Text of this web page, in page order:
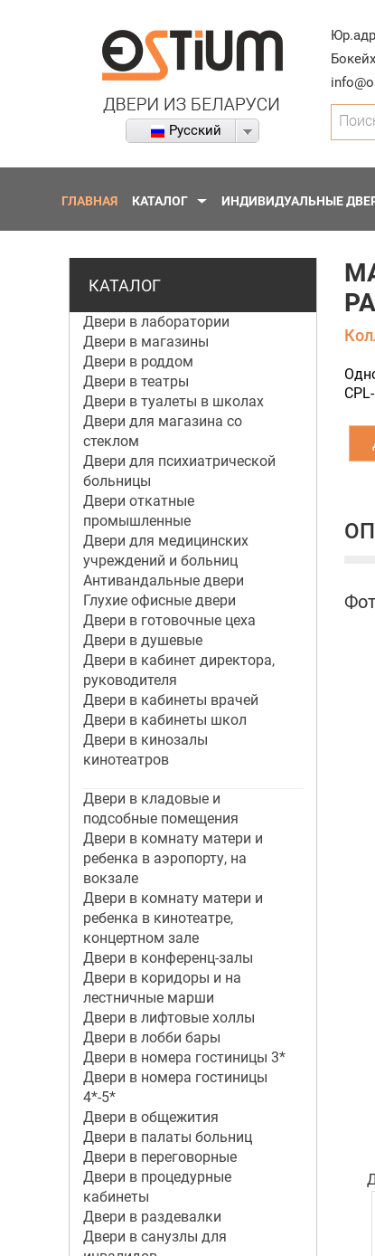
Русский
Поиск
ГЛАВНАЯ КАТАЛОГ ИНДИВИДУАЛЬНЫЕ
КАТАЛОГ
Двери в лаборатории
Двери в магазины
Двери в роддом
Двери в театры
Двери в туалеты в школах
Двери для магазина со
стеклом
Двери для психиатрической
больницы
Двери откатные
промышленные
Двери для медицинских
учреждений и больниц
Антивандальные двери
Глухие офисные двери
Двери в готовочные цеха
Двери в душевые
Двери в кабинет директора,
руководителя
Двери в кабинеты врачей
Двери в кабинеты школ
Двери в кинозалы
кинотеатров
Двери в кладовые и
подсобные помещения
Двери в комнату матери и
ребенка в аэропорту, на
вокзале
Двери в комнату матери и
ребенка в кинотеатре,
концертном зале
Двери в конференц-залы
Двери в коридоры и на
лестничные марши
Двери в лифтовые холлы
Двери в лобби бары
Двери в номера гостиницы 3*
Двери в номера гостиницы
4*-5*
Двери в общежития
Двери в палаты больниц
Двери в переговорные
Двери в процедурные
кабинеты
Двери в раздевалки
Двери в санузлы для